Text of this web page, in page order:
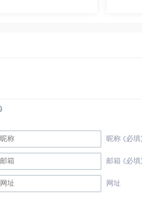
昵称 (必填
邮箱 (必填
网址